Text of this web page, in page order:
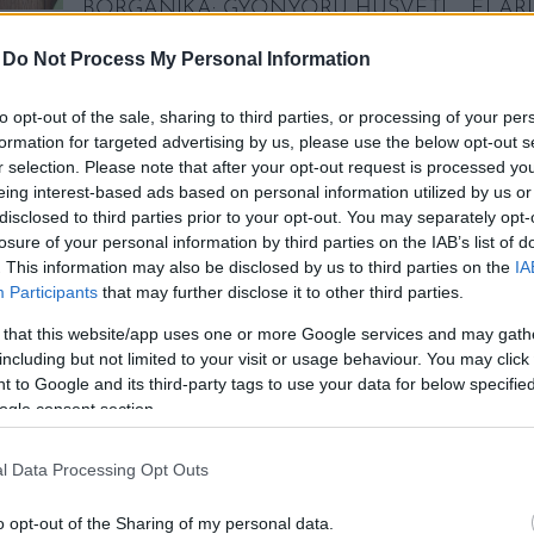
Do Not Process My Personal Information
opt-out of the sale, sharing to third parties, or processing of your
for targeted advertising by us, please use the below opt-out
selection. Please note that after your opt-out request is processed
interest-based ads based on personal information utilized by us
to third parties prior to your opt-out. You may separately
of your personal information by third parties on the IAB’s list of
This information may also be disclosed by us to third parties on the
Participants that may further disclose it to other third parties.
that this website/app uses one or more Google services and may
but not limited to your visit or usage behaviour. You may
to Google and its third-party tags to use your data for below
consent section.
Data Processing Opt Outs
opt-out of the Sharing of my personal data.
A
BORGANIKA: GYÖNYÖRŰ HÚSVÉTI
MOZDULATTAL
tavaszi ünnepi kínálatát. A csomagokban
az évszak klasszikusai kaptak helyet. A
Borganika egy olyan hely, ahol a
gasztronómia és a közösségi élmény
találkozik. Céljuk, hogy az […]
BŐVEBBEN